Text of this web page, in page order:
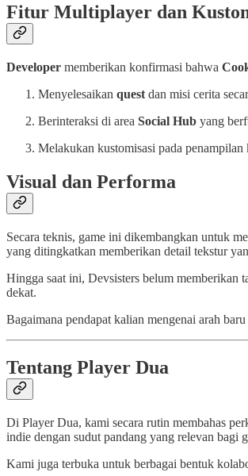
Fitur Multiplayer dan
Developer memberikan konfirmasi bahwa
Menyelesaikan quest dan misi cerita
Berinteraksi di area Social Hub yang
Melakukan kustomisasi pada penampilan
Visual dan Performa
Secara teknis, game ini dikembangkan untuk
yang ditingkatkan memberikan detail tekstur
Hingga saat ini, Devsisters belum memberikan
dekat.
Bagaimana pendapat kalian mengenai arah
Tentang Player Dua
Di Player Dua, kami secara rutin membahas
indie dengan sudut pandang yang relevan bagi
Kami juga terbuka untuk berbagai bentuk